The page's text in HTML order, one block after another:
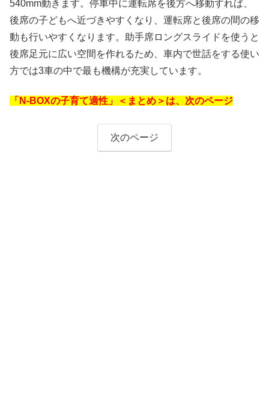
540mm動きます。停車中に運転席を後方へ移動すれば、
後席の子どもへ近づきやすくなり、運転席と後席の間の移
動も行いやすくなります。助手席ロングスライドを使うと
後席足元に広い空間を作れるため、車内で世話をする使い
方では3車の中で最も機構が充実しています。
「N-BOXの子育て適性」＜まとめ＞は、次のページ
次のページ